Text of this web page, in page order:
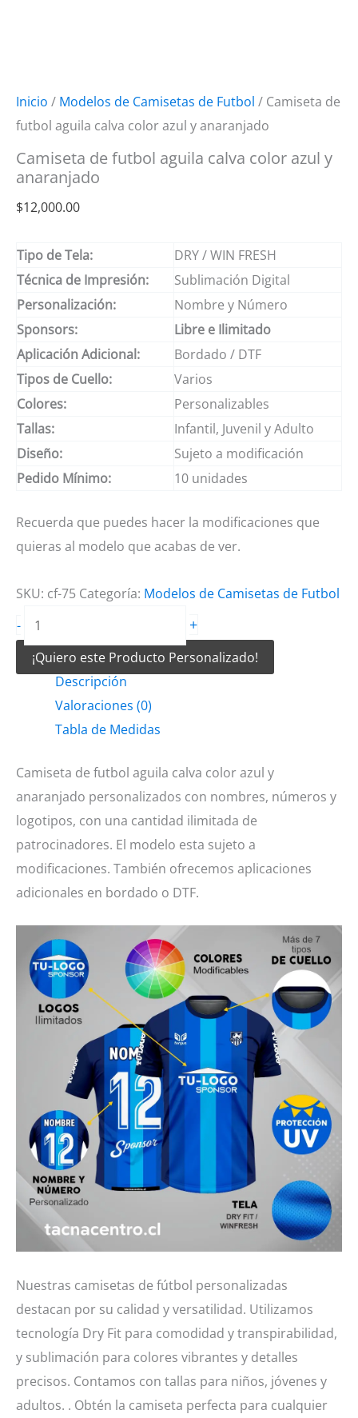
Inicio / Modelos de Camisetas de Futbol / Camiseta de
futbol aguila calva color azul y anaranjado
Camiseta de futbol aguila calva color azul y
anaranjado
$12,000.00
Tipo de Tela:
DRY / WIN FRESH
Técnica de Impresión:
Sublimación Digital
Personalización:
Nombre y Número
Sponsors:
Libre e Ilimitado
Aplicación Adicional:
Bordado / DTF
Tipos de Cuello:
Varios
Colores:
Personalizables
Tallas:
Infantil, Juvenil y Adulto
Diseño:
Sujeto a modificación
Pedido Mínimo:
10 unidades
Recuerda que puedes hacer la modificaciones que
quieras al modelo que acabas de ver.
SKU: cf-75 Categoría: Modelos de Camisetas de Futbol
-
Camiseta
de
futbol
aguila
anaranjado
cantidad
+
¡Quiero este Producto Personalizado!
Descripción
Valoraciones (0)
Tabla de Medidas
Camiseta de futbol aguila calva color azul y
anaranjado personalizados con nombres, números y
logotipos, con una cantidad ilimitada de
patrocinadores. El modelo esta sujeto a
modificaciones. También ofrecemos aplicaciones
adicionales en bordado o DTF.
Nuestras camisetas de fútbol personalizadas
destacan por su calidad y versatilidad. Utilizamos
tecnología Dry Fit para comodidad y transpirabilidad,
y sublimación para colores vibrantes y detalles
precisos. Contamos con tallas para niños, jóvenes y
adultos. . Obtén la camiseta perfecta para cualquier